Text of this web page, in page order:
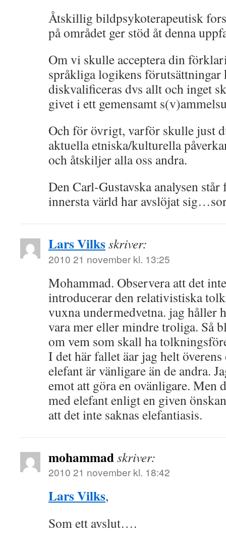
Åtskillig bildpsykoterapeutisk
på området ger stöd åt denna
Om vi skulle acceptera din
språkliga logikens förutsättningar
diskvalificeras dvs allt och inget
givet i ett gemensamt
Och för övrigt, varför skulle just
aktuella etniska/kulturella
och åtskiljer alla oss andra.
Den Carl-Gustavska analysen
innersta värld har avslöjat
Lars Vilksskriver:
2010 21 november kl. 13:25
Mohammad. Observera att det
introducerar den relativistiska
vuxna undermedvetna. jag håller
vara mer eller mindre troliga. Så
om vem som skall ha
I det här fallet äar jag helt
elefant är vänligare än de andra.
emot att göra en ovänligare. Men
med elefant enligt en given
att det inte saknas elefantiasis.
mohammadskriver:
2010 21 november kl. 18:42
Lars Vilks,
Som ett avslut….